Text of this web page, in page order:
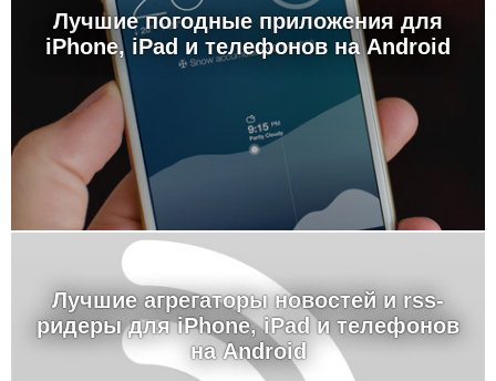
Лучшие погодные приложения для
iPhone, iPad и телефонов на Android
Лучшие агрегаторы новостей и rss-
ридеры для iPhone, iPad и телефонов
на Android